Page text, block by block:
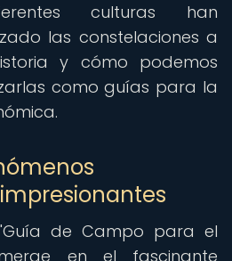
culturas han
las constelaciones a
y cómo podemos
como guías para la
de Campo para el
en el fascinante